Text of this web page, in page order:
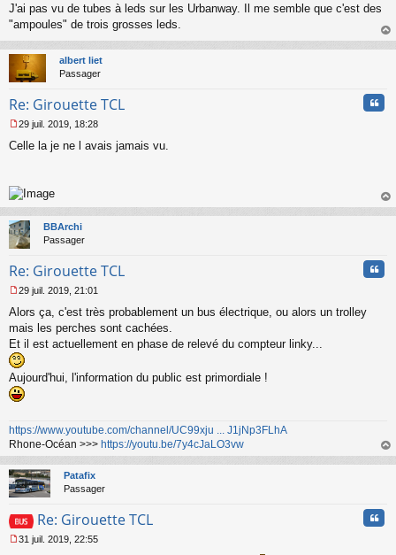
e
s
a
g
e
o
l
u
J'ai pas vu de tubes à leds sur les Urbanway. Il me semble que c'est des
"ampoules" de trois grosses leds.
au
albert liet
Passager
Re: Girouette TCL
e
a
g
n
o
l
u
29 juil. 2019, 18:28
Celle la je ne l avais jamais vu.
au
BBArchi
Passager
Re: Girouette TCL
e
s
s
a
g
e
n
l
u
29 juil. 2019, 21:01
Alors ça, c'est très probablement un bus électrique, ou alors un trolley
mais les perches sont cachées.
Et il est actuellement en phase de relevé du compteur linky...
Aujourd'hui, l'information du public est primordiale !
https://www.youtube.com/channel/UC99xju ... J1jNp3FLhA
Rhone-Océan >>> https://youtu.be/7y4cJaLO3vw
au
Patafix
Passager
Re: Girouette TCL
31 juil. 2019, 22:55